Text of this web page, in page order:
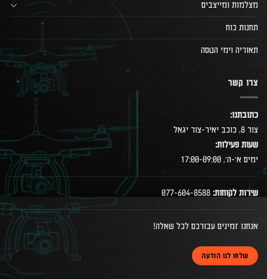
מצלמות ומייצבים
תחנות כוח
תאוריה וימי הטסה
צרו קשר
כתובתנו:
צור 8, כוכב יאיר-צור יגאל
שעות פעילות:
ימים א׳-ה׳, 17:00-09:00
שירות לקוחות:
אנחנו זמינים עבורכם לכל שאלה!
שלחו לנו הודעה